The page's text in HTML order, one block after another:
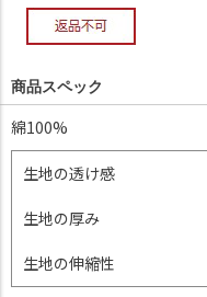
商品スペック
綿100%
生地の透け感
生地の厚み
生地の伸縮性